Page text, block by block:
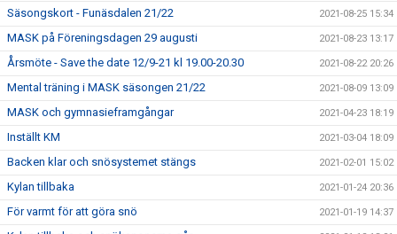
Säsongskort - Funäsdalen 21/22 2021-08-25 15:34
MASK på Föreningsdagen 29 augusti 2021-08-23 13:17
Årsmöte - Save the date 12/9-21 kl 19.00-20.30 2021-08-22 20:26
Mental träning i MASK säsongen 21/22 2021-08-09 13:09
MASK och gymnasieframgångar 2021-04-23 18:19
Inställt KM 2021-03-04 18:09
Backen klar och snösystemet stängs 2021-02-01 15:02
Kylan tillbaka 2021-01-24 20:36
För varmt för att göra snö 2021-01-19 14:37